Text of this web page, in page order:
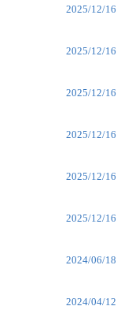
2025/12/16
2025/12/16
2025/12/16
2025/12/16
2025/12/16
2025/12/16
2024/06/18
2024/04/12